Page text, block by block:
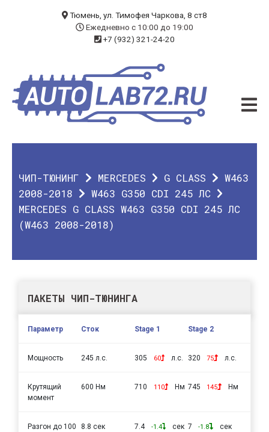
ЧИП-ТЮНИНГ
ДИАГНОСТИКА
О КОМПАНИИ
КОНТАКТЫ
Тюмень, ул. Тимофея Чаркова, 8 ст8
Ежедневно с 10:00 до 19:00
+7 (932) 321-24-20
ЧИП-ТЮНИНГ MERCEDES G CLASS
W463
2008-2018
W463 G350 CDI 245 ЛС
MERCEDES G CLASS W463 G350 CDI 245 ЛС
(W463 2008-2018)
ПАКЕТЫ ЧИП-ТЮНИНГА
Параметр Сток Stage 1 Stage 2
Мощность 245 л.с. 305 60 л.с. 320 75 л.с.
Крутящий
момент
600 Нм 710 110 Нм 745 145 Нм
Разгон до 100
8.8 сек 7.4 -1.4 сек 7 -1.8 сек